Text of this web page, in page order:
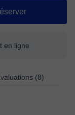
en ligne
(8)